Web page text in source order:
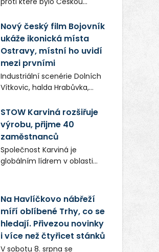
(ČIŽP) čtyři roky vedeno
vykonstruované řízení, při
realizaci OVS na heřmanické
haldě postupovala v souladu
se zákonem a zadáním
státního podniku DIAMO a v
této souvislosti nelze hovořit
počátku označovala řízení
ČIŽP za nezákonné a
domáhala se práva na
spravedlivý správní proces.
Nový český film Bojovník
ukáže ikonická místa
Ostravy, místní ho uvidí
mezi prvními
Industriální scenérie Dolních
Vítkovic, halda Hrabůvka,
ikonická místa Ostravy se
objeví v novém filmu
Bojovník, který vstoupí do kin
Frič a Tomáš Dianiška si
moravskoslezskou metropoli
přirozenou součástí příběhu
bývalého boxerského
šampiona Hoffa (Milan
Ondrík), jenž se po letech
vrací do světa vrcholových
STOW Karviná rozšiřuje
výrobu, přijme 40
zaměstnanců
Společnost Karviná je
globálním lídrem v oblasti
zaměstnavatelem na
Karvinsku a firmou s
obrovským potenciálem.
Na Havlíčkovo nábřeží
míří oblíbené Trhy, co se
hledají. Přivezou novinky
i více než čtyřicet stánků
V sobotu 8. srpna se